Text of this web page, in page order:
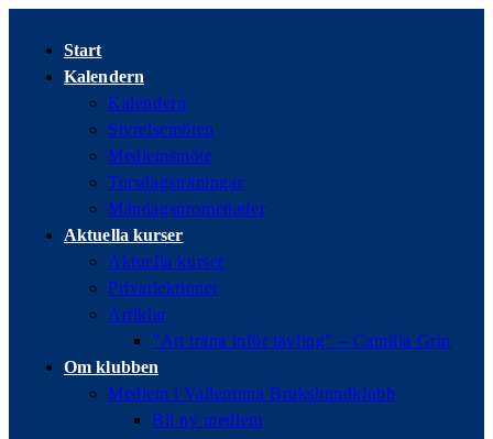
innehållet
Start
Kalendern
Kalendern
Styrelsemöten
Medlemsmöte
Torsdagsträningar
Måndagspromenader
Aktuella kurser
Aktuella kurser
Privatlektioner
Artiklar
”Att träna inför tävling” – Camilla Grip
Om klubben
Medlem i Vallentuna Brukshundklubb
Bli ny medlem